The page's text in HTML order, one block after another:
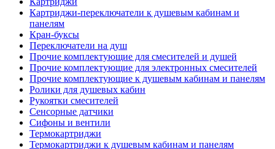
Картриджи-переключатели к душевым кабинам и
панелям
Кран-буксы
Переключатели на душ
Прочие комплектующие для смесителей и душей
Прочие комплектующие для электронных смесителей
Прочие комплектующие к душевым кабинам и панелям
Ролики для душевых кабин
Рукоятки смесителей
Сенсорные датчики
Сифоны и вентили
Термокартриджи
Термокартриджи к душевым кабинам и панелям